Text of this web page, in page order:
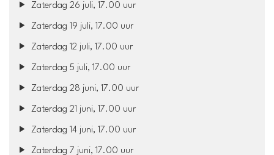
Zaterdag 26 juli, 17.00 uur
Zaterdag 19 juli, 17.00 uur
Zaterdag 12 juli, 17.00 uur
Zaterdag 5 juli, 17.00 uur
Zaterdag 28 juni, 17.00 uur
Zaterdag 21 juni, 17.00 uur
Zaterdag 14 juni, 17.00 uur
Zaterdag 7 juni, 17.00 uur